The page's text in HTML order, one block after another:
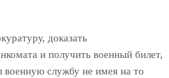
доказать
и получить военный билет,
службу не имея на то